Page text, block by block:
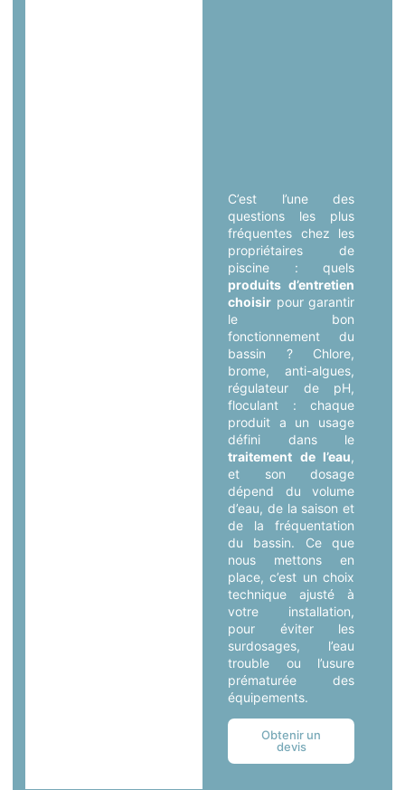
C’est l’une des
questions les plus
fréquentes chez les
propriétaires de
piscine : quels
produits d’entretien
choisir pour garantir
le bon
fonctionnement du
bassin ? Chlore,
brome, anti-algues,
régulateur de pH,
floculant : chaque
produit a un usage
défini dans le
traitement de l’eau,
et son dosage
dépend du volume
d’eau, de la saison et
de la fréquentation
du bassin. Ce que
nous mettons en
place, c’est un choix
technique ajusté à
votre installation,
pour éviter les
surdosages, l’eau
trouble ou l’usure
prématurée des
équipements.
Obtenir un
devis